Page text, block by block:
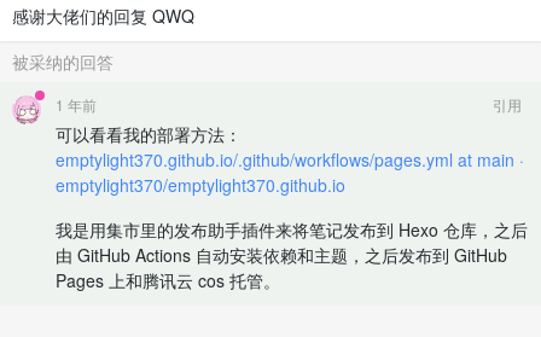
感谢大佬们的回复 QWQ
被采纳的回答
1 年前 引用
可以看看我的部署方法：
emptylight370.github.io/.github/workflows/pages.yml at main ·
emptylight370/emptylight370.github.io
我是用集市里的发布助手插件来将笔记发布到 Hexo 仓库，之后
由 GitHub Actions 自动安装依赖和主题，之后发布到 GitHub
Pages 上和腾讯云 cos 托管。